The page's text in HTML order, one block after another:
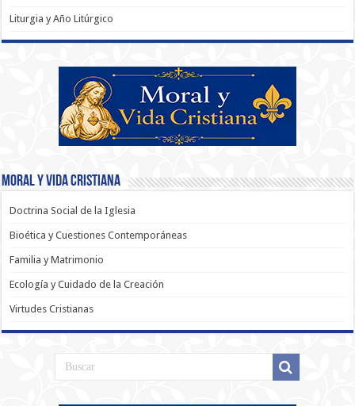
Liturgia y Año Litúrgico
Moral y Vida Cristiana
Doctrina Social de la Iglesia
Bioética y Cuestiones Contemporáneas
Familia y Matrimonio
Ecología y Cuidado de la Creación
Virtudes Cristianas